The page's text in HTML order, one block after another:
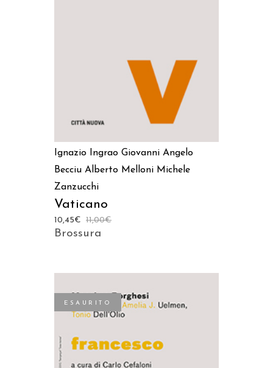
Ignazio Ingrao Giovanni Angelo
Becciu Alberto Melloni Michele
Zanzucchi
Vaticano
11,00€
10,45€
Brossura
ESAURITO